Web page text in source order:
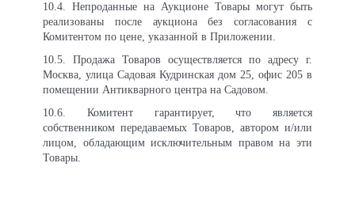
10.4. Непроданные на Аукционе Товары могут быть
реализованы после аукциона без согласования с
Комитентом по цене, указанной в Приложении.
10.5. Продажа Товаров осуществляется по адресу г.
Москва, улица Садовая Кудринская дом 25, офис 205 в
помещении Антикварного центра на Садовом.
10.6. Комитент гарантирует, что является
собственником передаваемых Товаров, автором и/или
лицом, обладающим исключительным правом на эти
Товары.